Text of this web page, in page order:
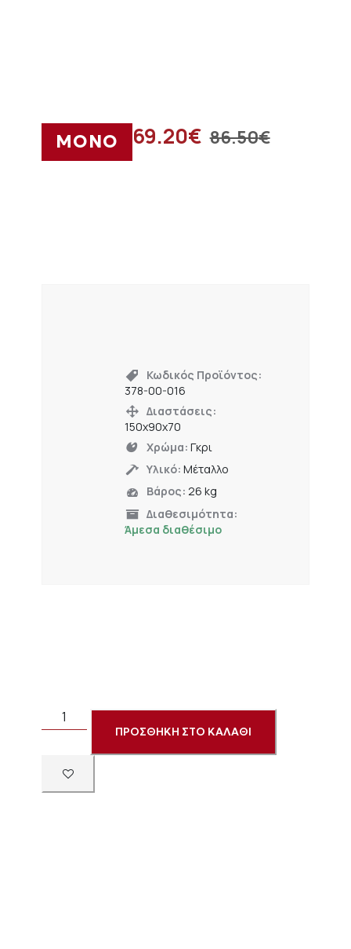
ΜΟΝΟ 86.50€
69.20€
Κωδικός Προϊόντος:
378-00-016
Διαστάσεις:
150x90x70
Χρώμα: Γκρι
Υλικό: Μέταλλο
Βάρος: 26 kg
Διαθεσιμότητα:
Άμεσα διαθέσιμο
ΠΡΟΣΘΗΚΗ ΣΤΟ ΚΑΛΑΘΙ